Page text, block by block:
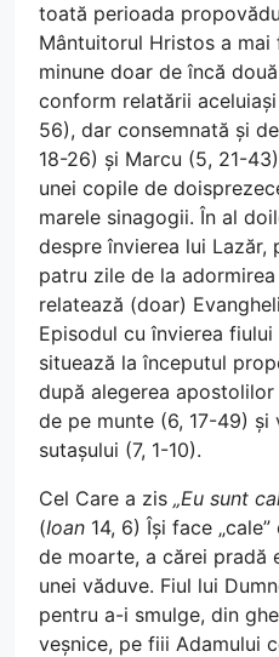
toată perioada
Mântuitorul Hristos a mai
minune doar de încă
conform relatării
56), dar consemnată și
18-26) și Marcu (5, 21-
unei copile de
marele sinagogii. În al
despre învierea lui Lazăr,
patru zile de la
relatează (doar)
Episodul cu învierea
situează la începutul
după alegerea
de pe munte (6, 17-49) și
sutașului (7, 1-10).
Cel Care a zis „Eu sunt
(Ioan 14, 6) Își face
de moarte, a cărei pradă
unei văduve. Fiul lui
pentru a-i smulge, din
veșnice, pe fiii Adamului